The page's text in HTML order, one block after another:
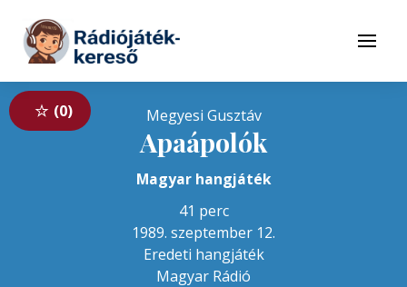
Tovább a tartalomhoz
Menü
0 Megyesi Gusztáv
Apaápolók
Magyar hangjáték
41 perc
1989. szeptember 12.
Eredeti hangjáték
Magyar Rádió